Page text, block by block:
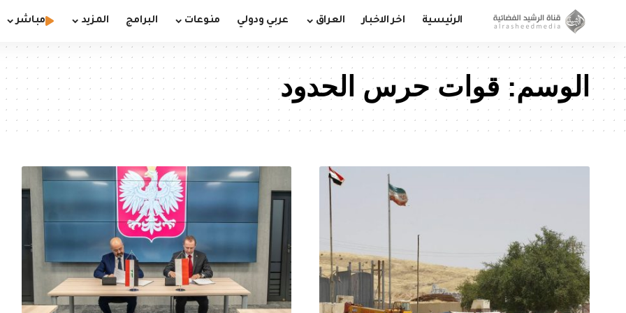
الرئيسية اخر الاخبار العراق عربي ودولي منوعات البرامج المزيد مباشر
الوسم: قوات حرس الحدود